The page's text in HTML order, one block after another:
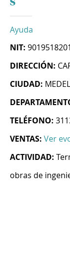
S
Ayuda
NIT: 9019518201
DIRECCIÓN:
CIUDAD:
TELÉFONO:
VENTAS: Ver
ACTIVIDAD:
obras de